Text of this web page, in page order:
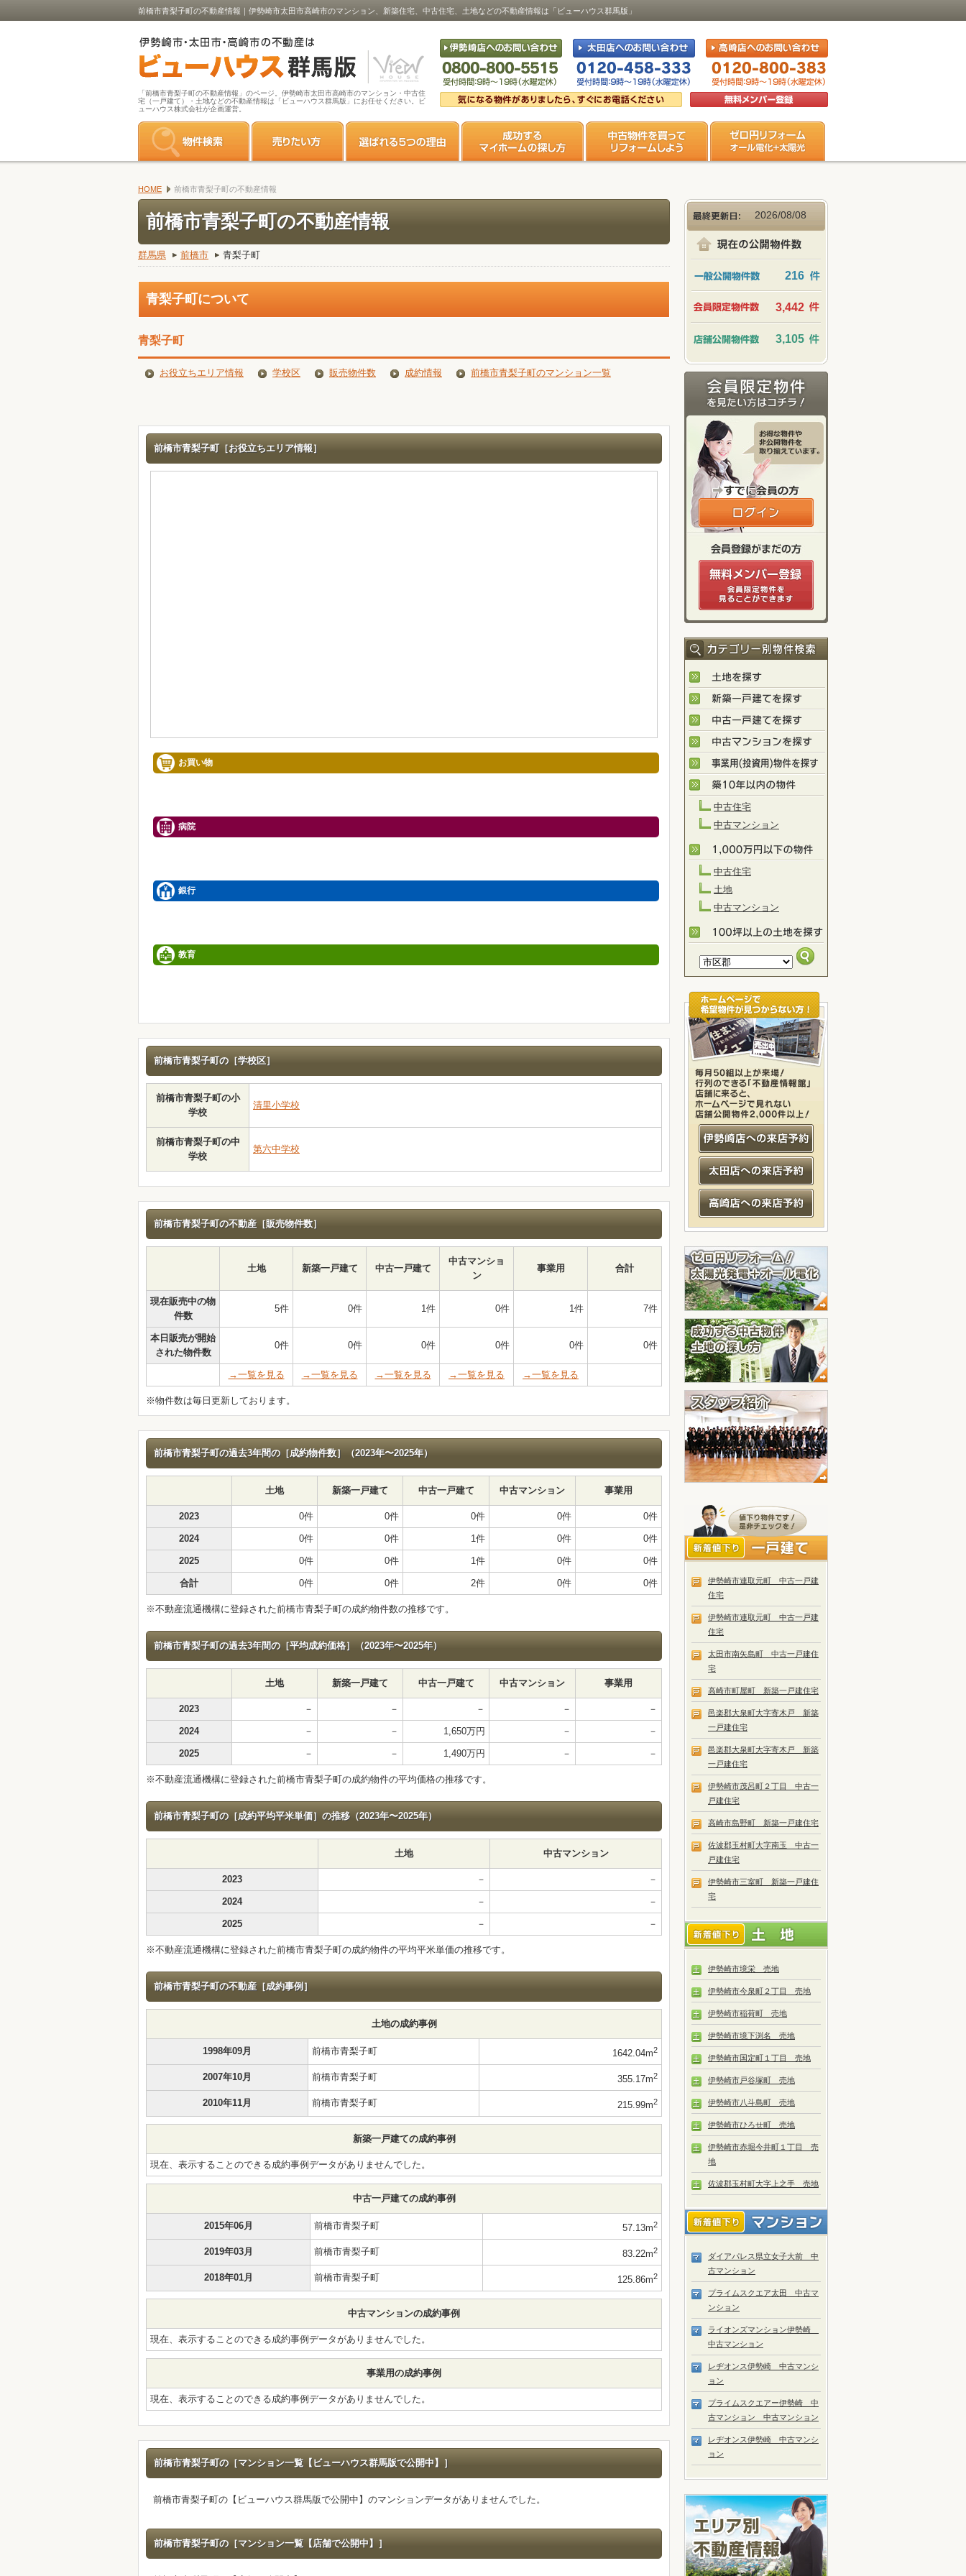
前橋市青梨子町の不動産情報｜伊勢崎市太田市高崎市のマンション、新築住宅、中古住宅、土地などの不動産情報は「ビューハウス群馬版」
「前橋市青梨子町の不動産情報」のページ。伊勢崎市太田市高崎市のマンション・中古住
宅（一戸建て）・土地などの不動産情報は「ビューハウス群馬版」にお任せください。ビ
ューハウス株式会社が企画運営。
HOME 前橋市青梨子町の不動産情報
前橋市青梨子町の不動産情報
群馬県 前橋市 青梨子町
青梨子町について
青梨子町
お役立ちエリア情報 学校区 販売物件数 成約情報 前橋市青梨子町のマンション一覧
前橋市青梨子町［お役立ちエリア情報］
お買い物
病院
銀行
教育
前橋市青梨子町の［学校区］
前橋市青梨子町の小
学校
清里小学校
前橋市青梨子町の中
学校
第六中学校
前橋市青梨子町の不動産［販売物件数］
土地 新築一戸建て 中古一戸建て
中古マンショ
ン
事業用 合計
現在販売中の物
件数
5件 0件 1件 0件 1件 7件
本日販売が開始
された物件数
0件 0件 0件 0件 0件 0件
→一覧を見る →一覧を見る →一覧を見る →一覧を見る →一覧を見る
※物件数は毎日更新しております。
前橋市青梨子町の過去3年間の［成約物件数］（2023年〜2025年）
土地 新築一戸建て 中古一戸建て 中古マンション 事業用
2023 0件 0件 0件 0件 0件
2024 0件 0件 1件 0件 0件
2025 0件 0件 1件 0件 0件
合計 0件 0件 2件 0件 0件
※不動産流通機構に登録された前橋市青梨子町の成約物件数の推移です。
前橋市青梨子町の過去3年間の［平均成約価格］（2023年〜2025年）
土地 新築一戸建て 中古一戸建て 中古マンション 事業用
2023 － － － － －
2024 － － 1,650万円 － －
2025 － － 1,490万円 － －
※不動産流通機構に登録された前橋市青梨子町の成約物件の平均価格の推移です。
前橋市青梨子町の［成約平均平米単価］の推移（2023年〜2025年）
土地 中古マンション
2023 － －
2024 － －
2025 － －
※不動産流通機構に登録された前橋市青梨子町の成約物件の平均平米単価の推移です。
前橋市青梨子町の不動産［成約事例］
土地の成約事例
1998年09月 前橋市青梨子町 1642.04m2
2007年10月 前橋市青梨子町 355.17m2
2010年11月 前橋市青梨子町 215.99m2
新築一戸建ての成約事例
現在、表示することのできる成約事例データがありませんでした。
中古一戸建ての成約事例
2015年06月 前橋市青梨子町 57.13m2
2019年03月 前橋市青梨子町 83.22m2
2018年01月 前橋市青梨子町 125.86m2
中古マンションの成約事例
現在、表示することのできる成約事例データがありませんでした。
事業用の成約事例
現在、表示することのできる成約事例データがありませんでした。
前橋市青梨子町の［マンション一覧【ビューハウス群馬版で公開中】］
前橋市青梨子町の【ビューハウス群馬版で公開中】のマンションデータがありませんでした。
前橋市青梨子町の［マンション一覧【店舗で公開中】］
2026/08/08
216
3,442
3,105
中古住宅
中古マンション
中古住宅
土地
中古マンション
伊勢崎市連取元町 中古一戸建
住宅
伊勢崎市連取元町 中古一戸建
住宅
太田市南矢島町 中古一戸建住
宅
高崎市町屋町 新築一戸建住宅
邑楽郡大泉町大字寄木戸 新築
一戸建住宅
邑楽郡大泉町大字寄木戸 新築
一戸建住宅
伊勢崎市茂呂町２丁目 中古一
戸建住宅
高崎市島野町 新築一戸建住宅
佐波郡玉村町大字南玉 中古一
戸建住宅
伊勢崎市三室町 新築一戸建住
宅
伊勢崎市境栄 売地
伊勢崎市今泉町２丁目 売地
伊勢崎市稲荷町 売地
伊勢崎市境下渕名 売地
伊勢崎市国定町１丁目 売地
伊勢崎市戸谷塚町 売地
伊勢崎市八斗島町 売地
伊勢崎市ひろせ町 売地
伊勢崎市赤堀今井町１丁目 売
地
佐波郡玉村町大字上之手 売地
ダイアパレス県立女子大前 中
古マンション
プライムスクエア太田 中古マ
ンション
ライオンズマンション伊勢崎
中古マンション
レヂオンス伊勢崎 中古マンシ
ョン
プライムスクエアー伊勢崎 中
古マンション 中古マンション
レヂオンス伊勢崎 中古マンシ
ョン